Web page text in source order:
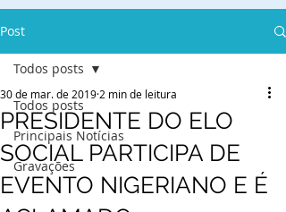
Post
Todos posts
Principais Notícias
Gravações
Todos posts
PRESIDENTE DO ELO
SOCIAL PARTICIPA DE
EVENTO NIGERIANO E É
30 de mar. de 2019 2 min de leitura